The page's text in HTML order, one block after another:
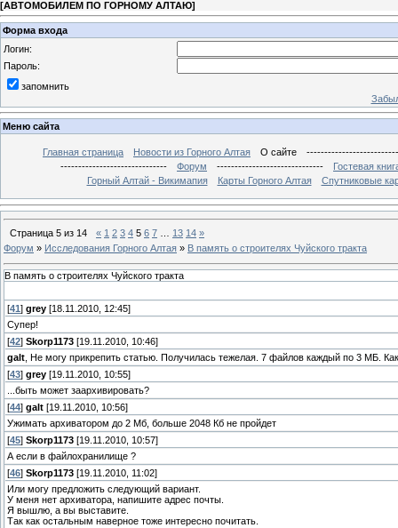
[АВТОМОБИЛЕМ ПО ГОРНОМУ АЛТАЮ]
Форма входа
Логин:
Пароль:
запомнить
Меню сайта
Главная страница Новости из Горного Алтая О сайте
------------------------------
Форум ------------------------------
Гостевая
Горный Алтай - Викимапия
Карты Горного Алтая Спутниковые
Страница 5 из 14 « 1 2 3 4 5 6 7 13 14 »
Форум » Исследования Горного Алтая » В память о строителях Чуйского тракта
В память о строителях Чуйского тракта
[41 ] grey [18.11.2010, 12:45]
Супер!
[42] Skorp1173 [19.11.2010, 10:46]
galt , Не могу прикрепить статью. Получилась тежелая. 7 файлов каждый по 3 МБ.
[43] grey [19.11.2010, 10:55]
...быть может заархивировать?
[44] galt [19.11.2010, 10:56]
Ужимать архиватором до 2 Мб, больше 2048 Кб не пройдет
[45] Skorp1173 [19.11.2010, 10:57]
А если в файлохранилище ?
[46] Skorp1173 [19.11.2010, 11:02]
Или могу предложить следующий вариант.
У меня нет архиватора, напишите адрес почты.
Я вышлю, а вы выставите.
Так как остальным наверное тоже интересно почитать.